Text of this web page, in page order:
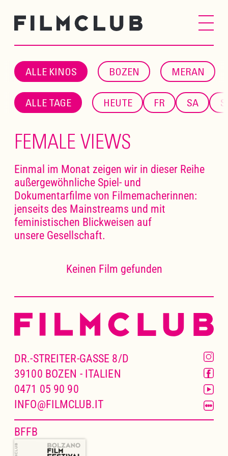
ALLE KINOS BOZEN MERAN
ALLE TAGE HEUTE FR SA
FEMALE VIEWS
Einmal im Monat zeigen wir in dieser Reihe
außergewöhnliche Spiel- und
Dokumentarfilme von Filmemacherinnen:
jenseits des Mainstreams und mit
feministischen Blickweisen auf
unsere Gesellschaft.
Keinen Film gefunden
DR.-STREITER-GASSE 8/D
39100 BOZEN - ITALIEN
0471 05 90 90
INFO@FILMCLUB.IT
BFFB